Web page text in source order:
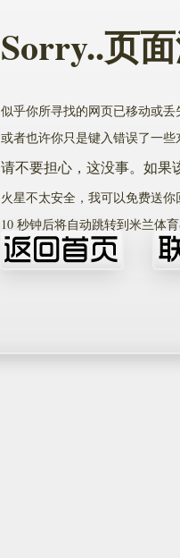
Sorry..页
似乎你所寻找的网页已移动或丢
或者也许你只是键入错误了一些
请不要担心，这没事。如果
火星不太安全，我可以免费送你
10秒钟后将自动跳转到米兰体育